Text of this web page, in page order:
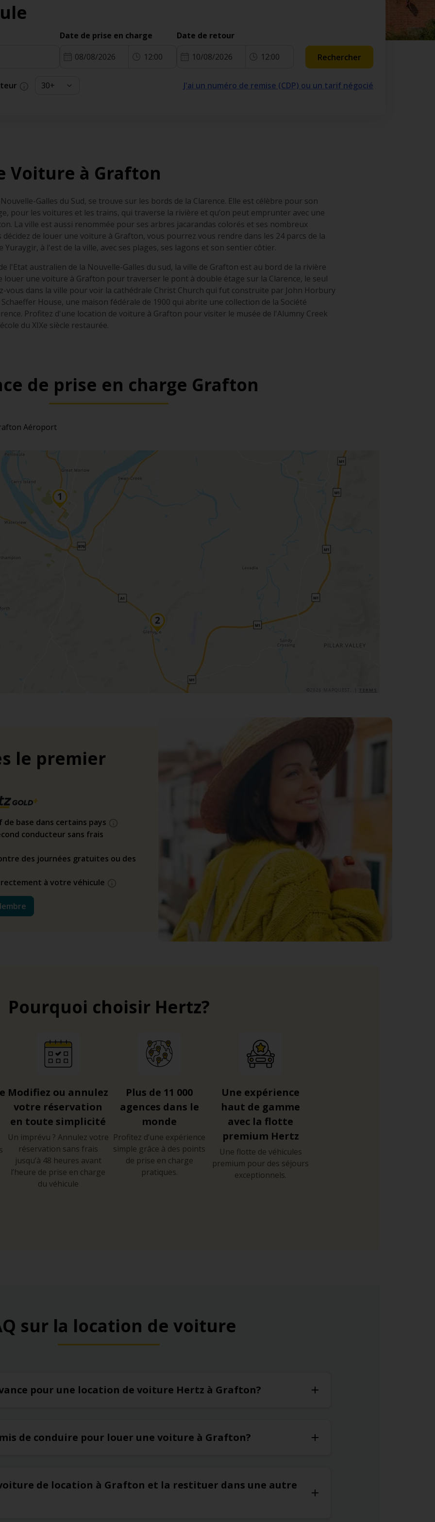
Date de prise en charge
08/08/2026 12:00
Date de retour
10/08/2026 12:00 Rechercher
J'ai un numéro de remise (CDP) ou un tarif négocié
Voiture à Grafton
Galles du Sud, se trouve sur les bords de la Clarence. Elle est célèbre pour son
pour les voitures et les trains, qui traverse la rivière et qu’on peut emprunter avec une
La ville est aussi renommée pour ses arbres jacarandas colorés et ses nombreux
décidez de louer une voiture à Grafton, vous pourrez vous rendre dans les 24 parcs de la
à l'est de la ville, avec ses plages, ses lagons et son sentier côtier.
l'Etat australien de la Nouvelle-Galles du sud, la ville de Grafton est au bord de la rivière
louer une voiture à Grafton pour traverser le pont à double étage sur la Clarence, le seul
vous dans la ville pour voir la cathédrale Christ Church qui fut construite par John Horbury
House, une maison fédérale de 1900 qui abrite une collection de la Société
Profitez d'une location de voiture à Grafton pour visiter le musée de l'Alumny Creek
du XIXe siècle restaurée.
de prise en charge Grafton
Aéroport
le premier
de base dans certains pays
conducteur sans frais
des journées gratuites ou des
à votre véhicule
Pourquoi choisir Hertz?
Modifiez ou annulez
votre réservation
en toute simplicité
Un imprévu ? Annulez votre
réservation sans frais
jusqu’à 48 heures avant
l’heure de prise en charge
du véhicule
Plus de 11 000
agences dans le
monde
Profitez d’une expérience
simple grâce à des points
de prise en charge
pratiques.
Une expérience
haut de gamme
avec la flotte
premium Hertz
Une flotte de véhicules
premium pour des séjours
exceptionnels.
sur la location de voiture
pour une location de voiture Hertz à Grafton?
de conduire pour louer une voiture à Grafton?
de location à Grafton et la restituer dans une autre